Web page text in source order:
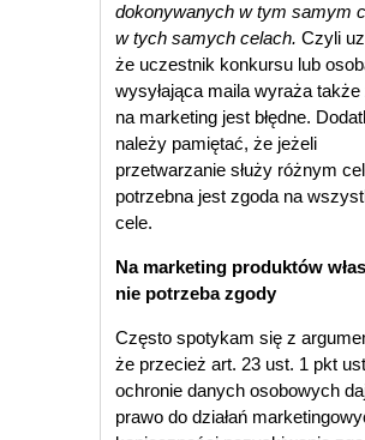
dokonywanych w tym samym
w tych samych celach.Czyli
że uczestnik konkursu lub
wysyłająca maila wyraża także
na marketing jest błędne.
należy pamiętać, że jeżeli
przetwarzanie służy różnym
potrzebna jest zgoda na
cele.
Na marketing produktów
nie potrzeba zgody
Często spotykam się z
że przecież art. 23 ust. 1 pkt
ochronie danych osobowych
prawo do działań